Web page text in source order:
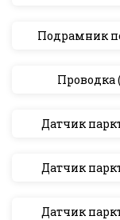
Подрамник
Проводка
Датчик
Датчик
Датчик